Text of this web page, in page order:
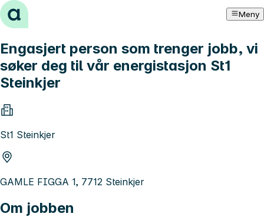
Hopp til innhold Meny
Engasjert person som trenger jobb, vi
søker deg til vår energistasjon St1
Steinkjer
St1 Steinkjer
GAMLE FIGGA 1, 7712 Steinkjer
Om jobben